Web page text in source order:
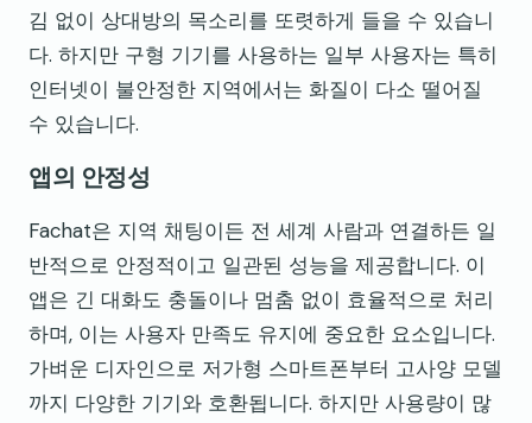
김 없이 상대방의 목소리를 또렷하게 들을 수 있습니
다. 하지만 구형 기기를 사용하는 일부 사용자는 특히
인터넷이 불안정한 지역에서는 화질이 다소 떨어질
수 있습니다.
앱의 안정성
Fachat은 지역 채팅이든 전 세계 사람과 연결하든 일
반적으로 안정적이고 일관된 성능을 제공합니다. 이
앱은 긴 대화도 충돌이나 멈춤 없이 효율적으로 처리
하며, 이는 사용자 만족도 유지에 중요한 요소입니다.
가벼운 디자인으로 저가형 스마트폰부터 고사양 모델
까지 다양한 기기와 호환됩니다. 하지만 사용량이 많